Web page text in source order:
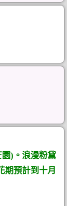
園)。浪漫粉黛
期預計到十月